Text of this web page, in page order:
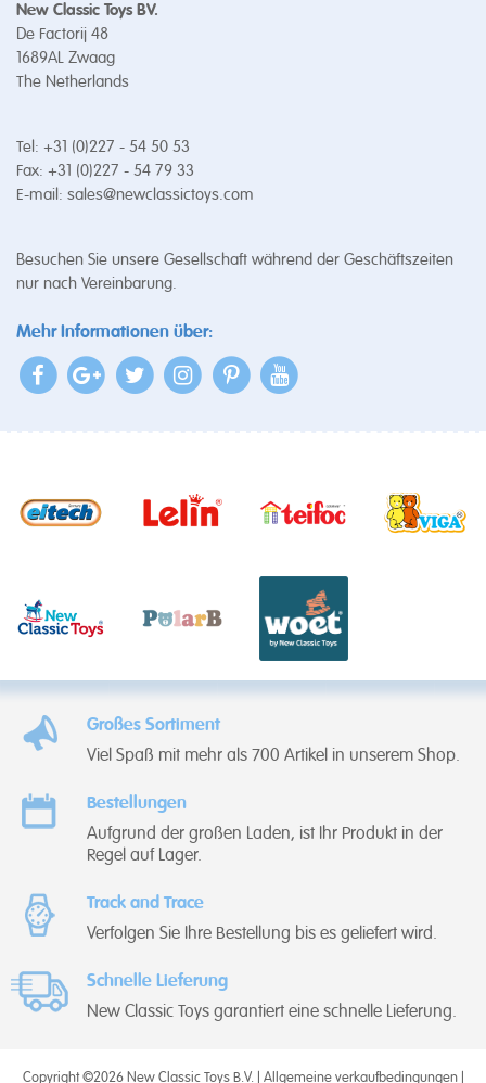
New Classic Toys BV.
De Factorij 48
1689AL Zwaag
The Netherlands
Tel: +31 (0)227 - 54 50 53
Fax: +31 (0)227 - 54 79 33
E-mail: sales@newclassictoys.com
Besuchen Sie unsere Gesellschaft während der Geschäftszeiten
nur nach Vereinbarung.
Mehr Informationen über:
Großes Sortiment
Viel Spaß mit mehr als 700 Artikel in unserem Shop.
Bestellungen
Aufgrund der großen Laden, ist Ihr Produkt in der
Regel auf Lager.
Track and Trace
Verfolgen Sie Ihre Bestellung bis es geliefert wird.
Schnelle Lieferung
New Classic Toys garantiert eine schnelle Lieferung.
Copyright ©2026 New Classic Toys B.V. | Allgemeine verkaufbedingungen|